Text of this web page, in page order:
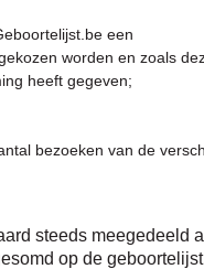
een
worden en zoals
heeft gegeven;
bezoeken van de
steeds meegedeeld
op de